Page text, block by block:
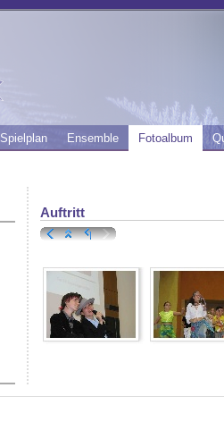
Spielplan Ensemble Fotoalbum
Auftritt